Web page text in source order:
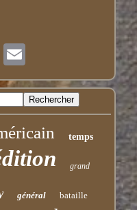
temps
grand
général bataille